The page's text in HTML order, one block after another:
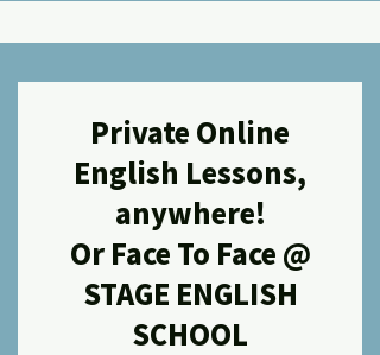
Private Online
English Lessons,
anywhere!
Or Face To Face @
STAGE ENGLISH
SCHOOL